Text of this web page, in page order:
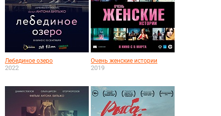
Лебединое озеро
2022
Очень женские истории
2019